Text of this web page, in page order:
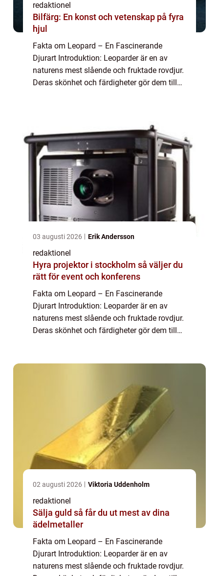
redaktionel
Bilfärg: En konst och vetenskap på fyra
hjul
Fakta om Leopard – En Fascinerande
Djurart Introduktion: Leoparder är en av
naturens mest slående och fruktade rovdjur.
Deras skönhet och färdigheter gör dem till
03 augusti 2026 Erik Andersson
redaktionel
Hyra projektor i stockholm så väljer du
rätt för event och konferens
Fakta om Leopard – En Fascinerande
Djurart Introduktion: Leoparder är en av
naturens mest slående och fruktade rovdjur.
Deras skönhet och färdigheter gör dem till
02 augusti 2026 Viktoria Uddenholm
redaktionel
Sälja guld så får du ut mest av dina
ädelmetaller
Fakta om Leopard – En Fascinerande
Djurart Introduktion: Leoparder är en av
naturens mest slående och fruktade rovdjur.